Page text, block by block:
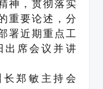
神，贯彻落实
重要论述，分
署近期重点工
出席会议并讲
郑敏主持会